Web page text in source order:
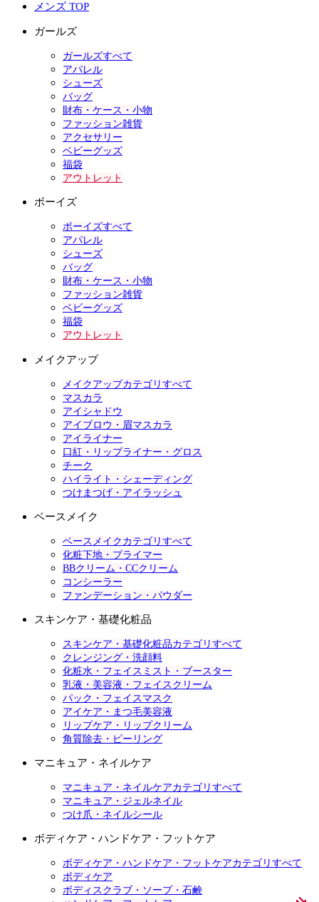
メンズ TOP
ガールズ
ガールズすべて
アパレル
シューズ
バッグ
財布・ケース・小物
ファッション雑貨
アクセサリー
ベビーグッズ
福袋
アウトレット
ボーイズ
ボーイズすべて
アパレル
シューズ
バッグ
財布・ケース・小物
ファッション雑貨
ベビーグッズ
福袋
アウトレット
メイクアップ
メイクアップカテゴリすべて
マスカラ
アイシャドウ
アイブロウ・眉マスカラ
アイライナー
口紅・リップライナー・グロス
チーク
ハイライト・シェーディング
つけまつげ・アイラッシュ
ベースメイク
ベースメイクカテゴリすべて
化粧下地・プライマー
BBクリーム・CCクリーム
コンシーラー
ファンデーション・パウダー
スキンケア・基礎化粧品
スキンケア・基礎化粧品カテゴリすべて
クレンジング・洗顔料
化粧水・フェイスミスト・ブースター
乳液・美容液・フェイスクリーム
パック・フェイスマスク
アイケア・まつ毛美容液
リップケア・リップクリーム
角質除去・ピーリング
マニキュア・ネイルケア
マニキュア・ネイルケアカテゴリすべて
マニキュア・ジェルネイル
つけ爪・ネイルシール
ボディケア・ハンドケア・フットケア
ボディケア・ハンドケア・フットケアカテゴリすべて
ボディケア
ボディスクラブ・ソープ・石鹸